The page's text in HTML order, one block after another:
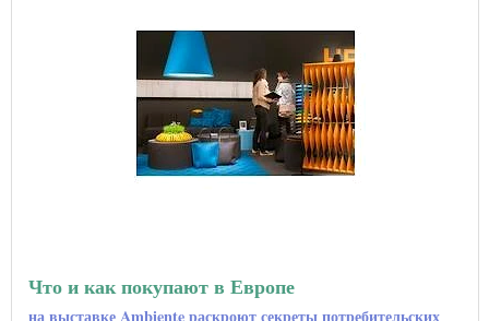
Что и как покупают в Европе
на выставке Ambiente раскроют секреты потребительских